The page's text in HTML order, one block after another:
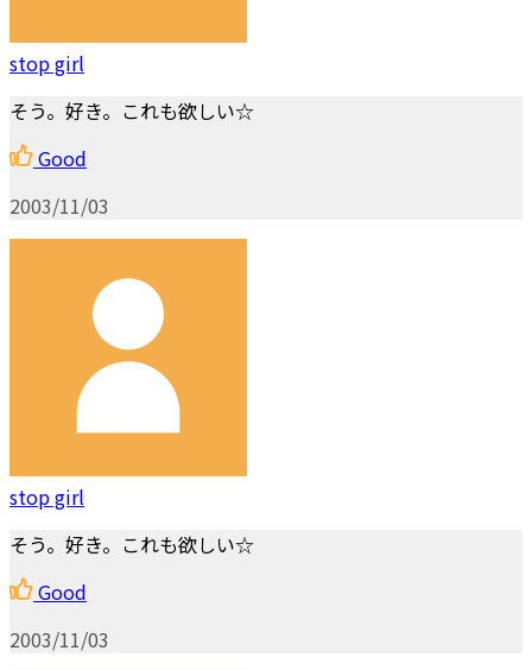
stop girl
そう。好き。これも欲しい☆
Good
2003/11/03
stop girl
そう。好き。これも欲しい☆
Good
2003/11/03